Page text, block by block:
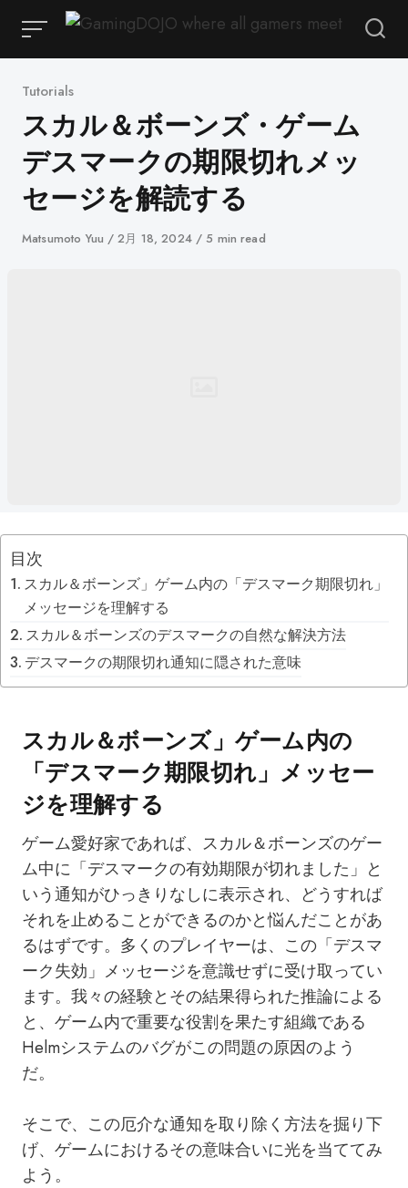
テ
カ
テ
ゴ
リ
ー
Tutorials
スカル＆ボーンズ・ゲーム
デスマークの期限切れメッ
セージを解読する
著
Matsumoto Yuu
に
2月 18, 2024 5 min read
目次
スカル＆ボーンズ」ゲーム内の「デスマーク期限切れ」
メッセージを理解する
スカル＆ボーンズのデスマークの自然な解決方法
デスマークの期限切れ通知に隠された意味
スカル＆ボーンズ」ゲーム内の
「デスマーク期限切れ」メッセー
ジを理解する
ゲーム愛好家であれば、スカル＆ボーンズのゲー
ム中に「デスマークの有効期限が切れました」と
いう通知がひっきりなしに表示され、どうすれば
それを止めることができるのかと悩んだことがあ
るはずです。多くのプレイヤーは、この「デスマ
ーク失効」メッセージを意識せずに受け取ってい
ます。我々の経験とその結果得られた推論による
と、ゲーム内で重要な役割を果たす組織である
Helmシステムのバグがこの問題の原因のよう
だ。
そこで、この厄介な通知を取り除く方法を掘り下
げ、ゲームにおけるその意味合いに光を当ててみ
よう。